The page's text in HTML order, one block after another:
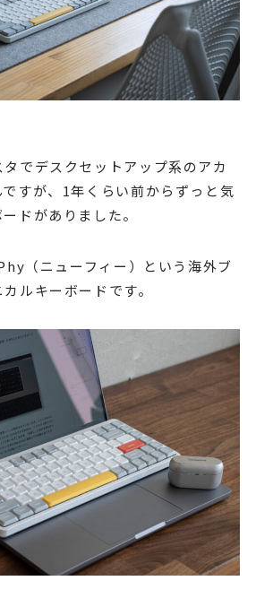
でデスクセットアップ系のアカ
すが、1年くらい前からずっと気
ドがありました。
（ニューフィー）という海外ブ
ルキーボードです。